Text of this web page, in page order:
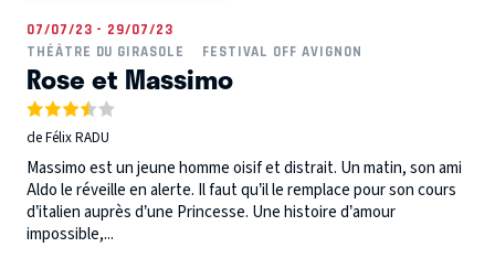
07/07/23 - 29/07/23
THÉÂTRE DU GIRASOLE
FESTIVAL OFF AVIGNON
Rose et Massimo
de Félix RADU
Massimo est un jeune homme oisif et distrait. Un matin, son ami
Aldo le réveille en alerte. Il faut qu’il le remplace pour son cours
d’italien auprès d’une Princesse. Une histoire d’amour
impossible,...